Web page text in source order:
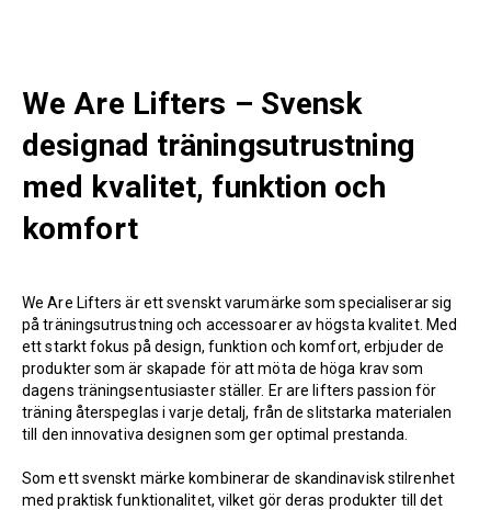
We Are Lifters – Svensk
designad träningsutrustning
med kvalitet, funktion och
komfort
We Are Lifters är ett svenskt varumärke som specialiserar sig
på träningsutrustning och accessoarer av högsta kvalitet. Med
ett starkt fokus på design, funktion och komfort, erbjuder de
produkter som är skapade för att möta de höga krav som
dagens träningsentusiaster ställer. Er are lifters passion för
träning återspeglas i varje detalj, från de slitstarka materialen
till den innovativa designen som ger optimal prestanda.
Som ett svenskt märke kombinerar de skandinavisk stilrenhet
med praktisk funktionalitet, vilket gör deras produkter till det